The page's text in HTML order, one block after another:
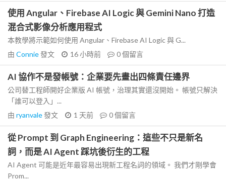
使用 Angular、Firebase AI Logic 與 Gemini Nano 打造
混合式影像分析應用程式
本教學將示範如何使用 Angular、Firebase AI Logic 與 G...
由 Connie發文 16 小時前 0個留言
AI 協作不是發帳號：企業要先畫出四條責任邊界
公司替工程師開好企業版 AI 帳號，治理其實還沒開始。 帳號只解決
「誰可以登入」...
由 ryanvale發文 1 天前 0個留言
從 Prompt 到 Graph Engineering：這些不只是新名
詞，而是 AI Agent 踩坑後衍生的工程
AI Agent 可能是近年最容易出現新工程名詞的領域。 我們才剛學會
Prom...